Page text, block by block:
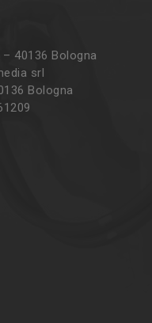
40136 Bologna
srl
Bologna